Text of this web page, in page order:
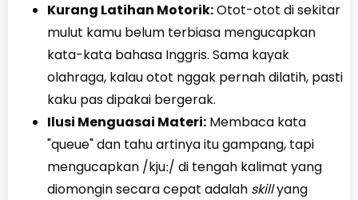
Kurang Latihan Motorik:Otot-otot di sekitar
mulut kamu belum terbiasa mengucapkan
kata-kata bahasa Inggris. Sama kayak
olahraga, kalau otot nggak pernah dilatih, pasti
kaku pas dipakai bergerak.
Ilusi Menguasai Materi:Membaca kata
"queue" dan tahu artinya itu gampang, tapi
mengucapkan /kjuː/ di tengah kalimat yang
diomongin secara cepat adalah skillyang